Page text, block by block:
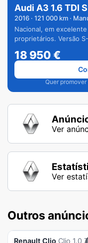
Audi A3 1.6 TDI
2016 · 121 000 km ·
Nacional, em
proprietários. Versão
18 950€
Quer
Ver
Ver
Outros
Renault Clio Clio 1.0 Tce